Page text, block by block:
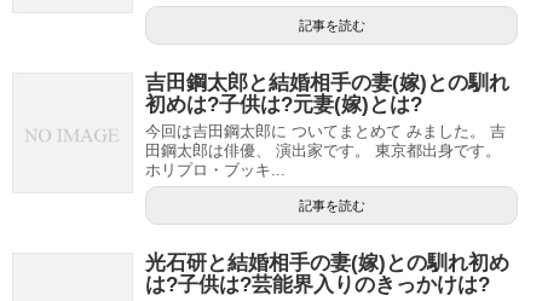
記事を読む
吉田鋼太郎と結婚相手の妻(嫁)との馴れ
初めは?子供は?元妻(嫁)とは?
今回は吉田鋼太郎に ついてまとめて みました。 吉
田鋼太郎は俳優、 演出家です。 東京都出身です。
ホリプロ・ブッキ...
記事を読む
光石研と結婚相手の妻(嫁)との馴れ初め
は?子供は?芸能界入りのきっかけは?